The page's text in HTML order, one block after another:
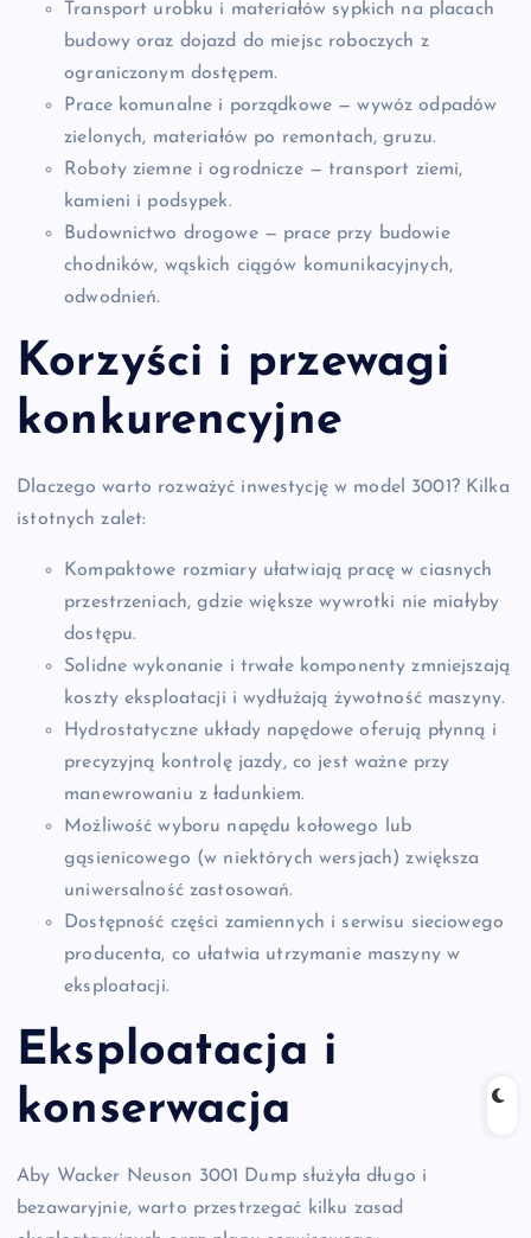
Transport urobku i materiałów sypkich na placach
budowy oraz dojazd do miejsc roboczych z
ograniczonym dostępem.
Prace komunalne i porządkowe — wywóz odpadów
zielonych, materiałów po remontach, gruzu.
Roboty ziemne i ogrodnicze — transport ziemi,
kamieni i podsypek.
Budownictwo drogowe — prace przy budowie
chodników, wąskich ciągów komunikacyjnych,
odwodnień.
Korzyści i przewagi
konkurencyjne
Dlaczego warto rozważyć inwestycję w model 3001? Kilka
istotnych zalet:
Kompaktowe rozmiary ułatwiają pracę w ciasnych
przestrzeniach, gdzie większe wywrotki nie miałyby
dostępu.
Solidne wykonanie i trwałe komponenty zmniejszają
koszty eksploatacji i wydłużają żywotność maszyny.
Hydrostatyczne układy napędowe oferują płynną i
precyzyjną kontrolę jazdy, co jest ważne przy
manewrowaniu z ładunkiem.
Możliwość wyboru napędu kołowego lub
gąsienicowego (w niektórych wersjach) zwiększa
uniwersalność zastosowań.
Dostępność części zamiennych i serwisu sieciowego
producenta, co ułatwia utrzymanie maszyny w
eksploatacji.
Eksploatacja i
konserwacja
Aby Wacker Neuson 3001 Dump służyła długo i
bezawaryjnie, warto przestrzegać kilku zasad